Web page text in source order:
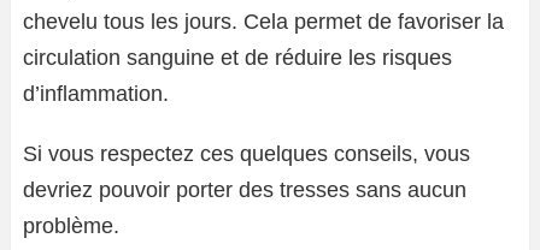
chevelu tous les jours. Cela permet de favoriser la
circulation sanguine et de réduire les risques
d’inflammation.
Si vous respectez ces quelques conseils, vous
devriez pouvoir porter des tresses sans aucun
problème.